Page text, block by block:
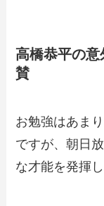
高橋恭平の
賛
お勉強はあま
ですが、朝日
な才能を発揮